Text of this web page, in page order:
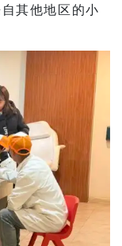
其他地区的小